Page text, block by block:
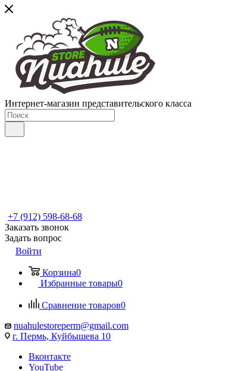
Интернет-магазин представительского класса
+7 (912) 598-68-68
Заказать звонок
Задать вопрос
Войти
Корзина0
Избранные товары0
Сравнение товаров0
nuahulestoreperm@gmail.com
г. Пермь, Куйбышева 10
Вконтакте
YouTube